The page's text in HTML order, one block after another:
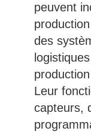
peuvent
des
Leur
capteurs,